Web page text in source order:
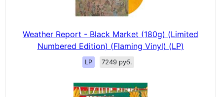
Weather Report - Black Market (180g) (Limited
Numbered Edition) (Flaming Vinyl) (LP)
LP 7249 руб.